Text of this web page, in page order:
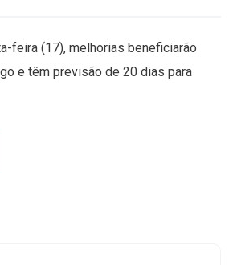
feira (17), melhorias beneficiarão
e têm previsão de 20 dias para